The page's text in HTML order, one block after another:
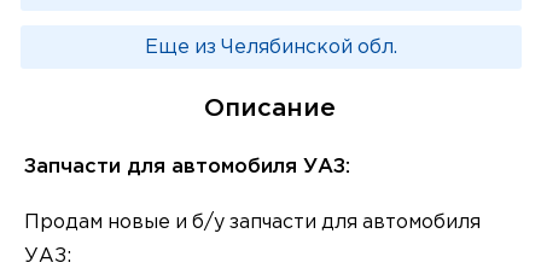
Еще из Челябинской обл.
Описание
Запчасти для автомобиля УАЗ:
Продам новые и б/у запчасти для автомобиля
УАЗ: